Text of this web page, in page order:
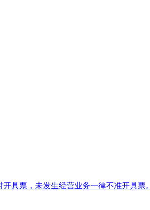
具票，未发生经营业务一律不准开具票。